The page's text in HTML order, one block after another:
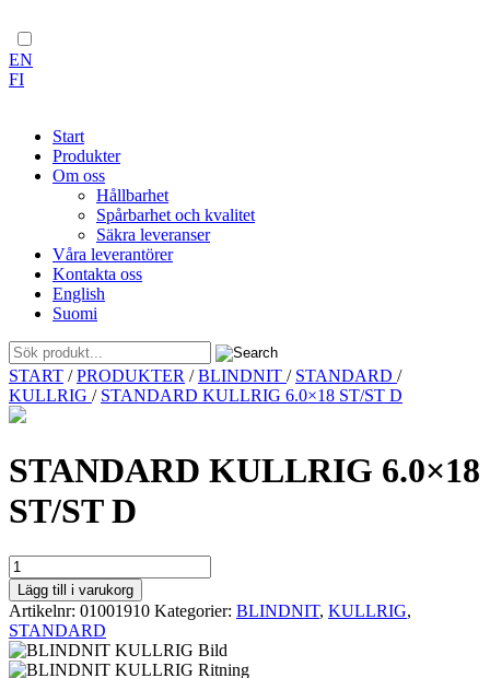
EN
FI
Start
Produkter
Om oss
Hållbarhet
Spårbarhet och kvalitet
Säkra leveranser
Våra leverantörer
Kontakta oss
English
Suomi
Skip
to
content
START /PRODUKTER /BLINDNIT / STANDARD /
KULLRIG / STANDARD KULLRIG 6.0×18 ST/ST D
STANDARD KULLRIG 6.0×18
ST/ST D
STANDARD
KULLRIG
6.0x18
ST/ST
D
mängd
Lägg till i varukorg
Artikelnr: 01001910 Kategorier: BLINDNIT, KULLRIG,
STANDARD